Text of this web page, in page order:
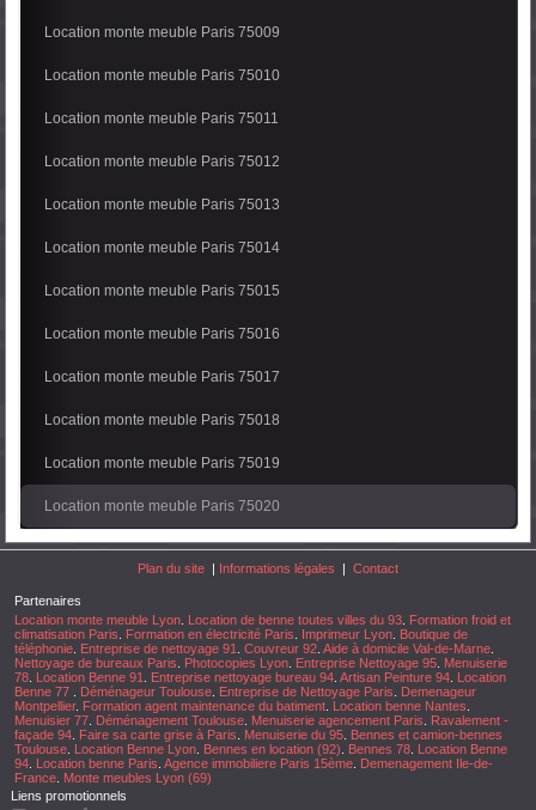
Location monte meuble Paris 75009
Location monte meuble Paris 75010
Location monte meuble Paris 75011
Location monte meuble Paris 75012
Location monte meuble Paris 75013
Location monte meuble Paris 75014
Location monte meuble Paris 75015
Location monte meuble Paris 75016
Location monte meuble Paris 75017
Location monte meuble Paris 75018
Location monte meuble Paris 75019
Location monte meuble Paris 75020
Plan du site | Informations légales | Contact
Partenaires
Location monte meuble Lyon. Location de benne toutes villes du 93. Formation froid et
climatisation Paris
Formation en électricité Paris Imprimeur Lyon. Boutique de
téléphonie. Entreprise de nettoyage 91 Couvreur 92. Aide à domicile Val-de-Marne.
Nettoyage de bureaux Paris
Photocopies Lyon. Entreprise Nettoyage 95. Menuiserie
78. Location Benne 91 Entreprise nettoyage bureau 94. Artisan Peinture 94. Location
Benne 77
Déménageur Toulouse. Entreprise de Nettoyage Paris
Demenageur
Montpellier. Formation agent maintenance du batiment. Location benne Nantes
Menuisier 77. Déménagement Toulouse. Menuiserie agencement Paris
Ravalement -
façade 94. Faire sa carte grise à Paris Menuiserie du 95. Bennes et camion-bennes
Toulouse. Location Benne Lyon. Bennes en location (92) Bennes 78. Location Benne
94. Location benne Paris Agence immobiliere Paris 15ème. Demenagement Ile-de-
France. Monte meubles Lyon (69)
Liens promotionnels